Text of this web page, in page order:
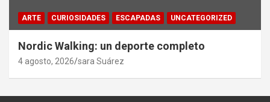
ARTE CURIOSIDADES ESCAPADAS UNCATEGORIZED
Nordic Walking: un deporte completo
4 agosto, 2026 sara Suárez